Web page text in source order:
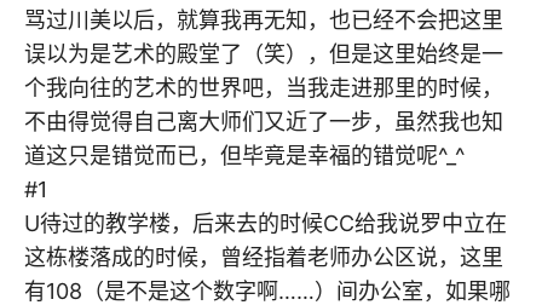
骂过川美以后，就算我再无知，也已经不会把这里
误以为是艺术的殿堂了（笑），但是这里始终是一
个我向往的艺术的世界吧，当我走进那里的时候，
不由得觉得自己离大师们又近了一步，虽然我也知
道这只是错觉而已，但毕竟是幸福的错觉呢^_^
#1
U待过的教学楼，后来去的时候CC给我说罗中立在
这栋楼落成的时候，曾经指着老师办公区说，这里
有108（是不是这个数字啊……）间办公室，如果哪